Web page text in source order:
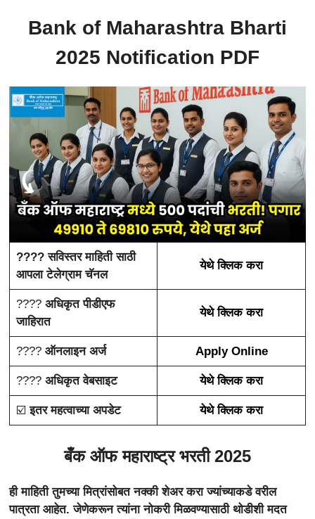
Bank of Maharashtra Bharti
2025 Notification PDF
???? सविस्तर माहिती साठी
आपला टेलेग्राम चॅनल
येथे क्लिक करा
???? अधिकृत पीडीएफ
जाहिरात
येथे क्लिक करा
???? ऑनलाइन अर्ज Apply Online
???? अधिकृत वेबसाइट येथे क्लिक करा
☑️इतर महत्वाच्या अपडेट येथे क्लिक करा
बँक ऑफ महाराष्ट्र भरती 2025
ही माहिती तुमच्या मित्रांसोबत नक्की शेअर करा ज्यांच्याकडे वरील
पात्रता आहेत. जेणेकरून त्यांना नोकरी मिळवण्यासाठी थोडीशी मदत